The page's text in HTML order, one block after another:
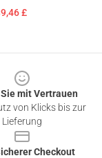
£
mit Vertrauen
von Klicks bis zur
Lieferung
Checkout